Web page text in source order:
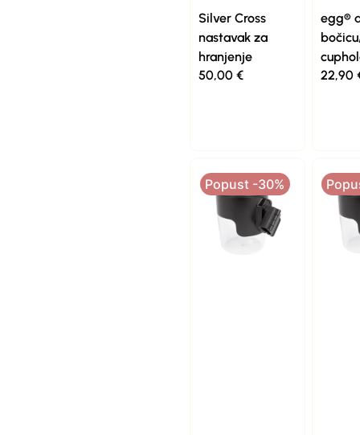
Silver Cross
nastavak za
hranjenje
50,00 €
egg®
22,90
Popust -30%